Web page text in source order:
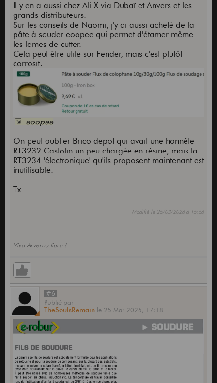
Il y en a aussi chez Ali X via Dubaï et Anvers et les
grands distributeurs.
Sur les conseils de Naomi, j'y ai aussi acheté de la
pâte à souder eoopee qui permet d'étamer même
les lames de cutter.
Cela peut être utile sur Fender, mais c'est plutôt
corrosif.
eoopee
On peut oublier Brico depot qui avait une honnête
RT3232 Castolin un peu chargée en résine, mais la
RT3234 'électronique' qu'ils proposent maintenant est
inutilisable.
Tx
Modifié le 25/03/2026 à 15:56
Viva Arverna liura !
#6
Publié par
TheSoulsRemain le 25 Mar 2026, 17:18